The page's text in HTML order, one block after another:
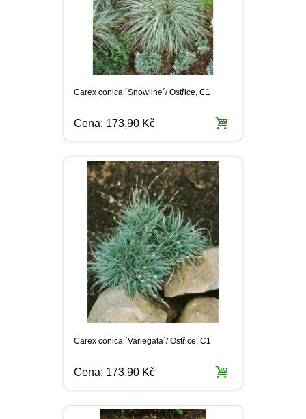
Carex conica ´Snowline´/ Ostřice, C1
Cena: 173,90 Kč
Carex conica ´Variegata´/ Ostřice, C1
Cena: 173,90 Kč